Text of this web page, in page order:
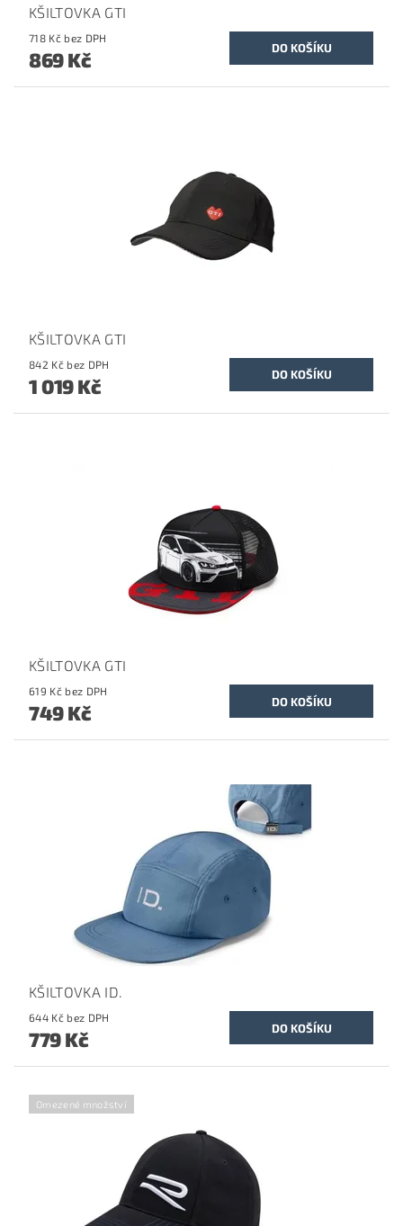
KŠILTOVKA GTI
718 Kč bez DPH
869 Kč
KŠILTOVKA GTI
842 Kč bez DPH
1 019 Kč
KŠILTOVKA GTI
619 Kč bez DPH
749 Kč
KŠILTOVKA ID.
644 Kč bez DPH
779 Kč
Omezené množství